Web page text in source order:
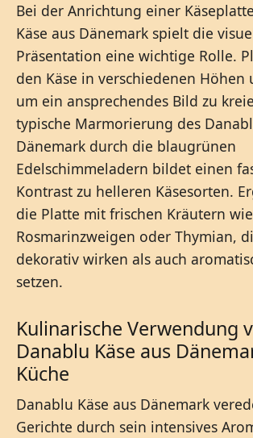
Bei der Anrichtung einer
Käse aus Dänemark spielt die
Präsentation eine wichtige Rolle.
den Käse in verschiedenen Höhen
um ein ansprechendes Bild zu
typische Marmorierung des
Dänemark durch die blaugrünen
Edelschimmeladern bildet einen
Kontrast zu helleren Käsesorten.
die Platte mit frischen Kräutern wie
Rosmarinzweigen oder Thymian,
dekorativ wirken als auch
setzen.
Kulinarische Verwendung
Danablu Käse aus
Küche
Danablu Käse aus Dänemark
Gerichte durch sein intensives